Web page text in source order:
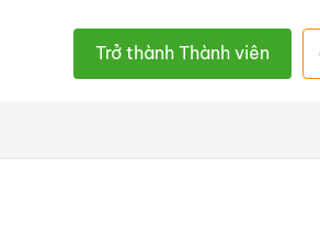
Trở thành Thành viên